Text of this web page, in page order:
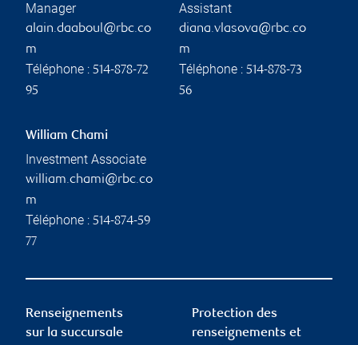
Manager
alain.daaboul@rbc.co
m
Téléphone : 514-878-72
95
Assistant
diana.vlasova@rbc.co
m
Téléphone : 514-878-73
56
William Chami
Investment Associate
william.chami@rbc.co
m
Téléphone : 514-874-59
77
Renseignements
sur la succursale
Protection des
renseignements et